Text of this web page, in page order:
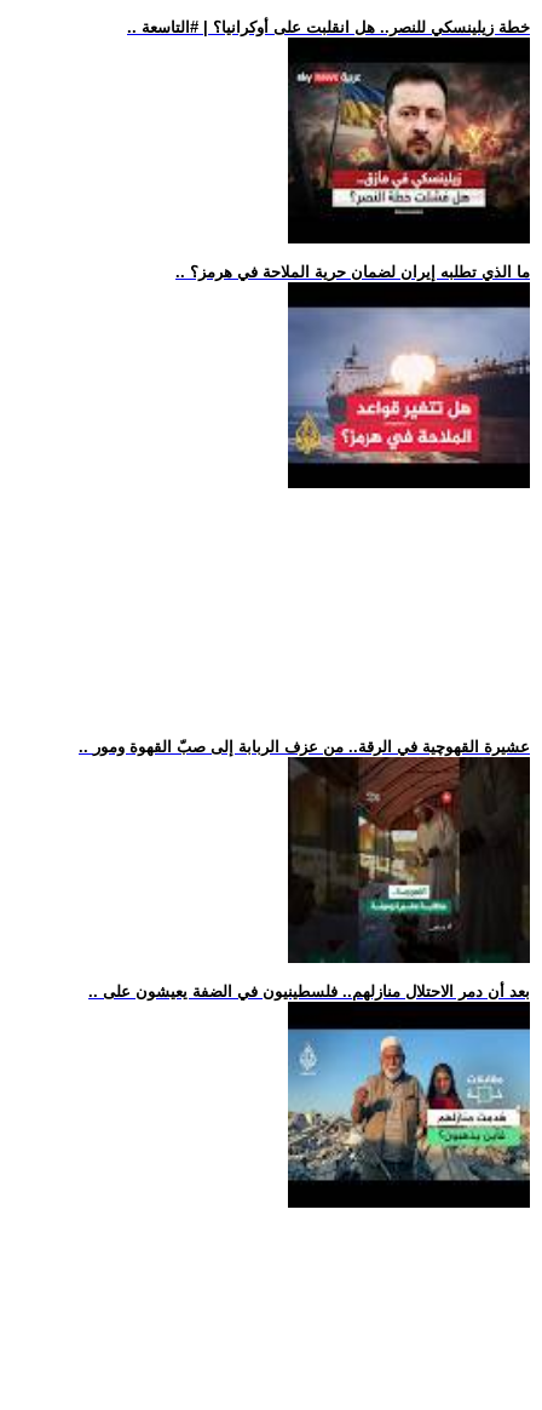
.. خطة زيلينسكي للنصر.. هل انقلبت على أوكرانيا؟ | #التاسعة
.. ما الذي تطلبه إيران لضمان حرية الملاحة في هرمز؟
.. عشيرة القهوچية في الرقة.. من عزف الربابة إلى صبّ القهوة ومور
.. بعد أن دمر الاحتلال منازلهم.. فلسطينيون في الضفة يعيشون على